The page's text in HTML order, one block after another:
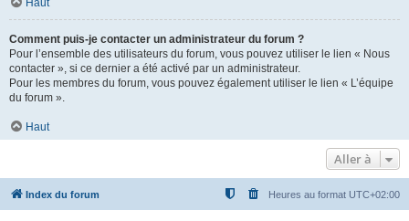
Haut
Comment puis-je contacter un administrateur du forum ?
Pour l’ensemble des utilisateurs du forum, vous pouvez utiliser le lien « Nous
contacter », si ce dernier a été activé par un administrateur.
Pour les membres du forum, vous pouvez également utiliser le lien « L’équipe
du forum ».
Haut
Aller à
Index du forum Heures au format UTC+02:00